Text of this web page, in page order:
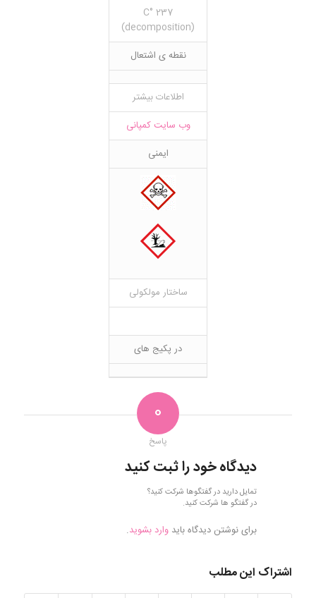
237 °C
(decomposition)
نقطه ی اشتعال
اطلاعات بیشتر
وب سایت کمپانی
ایمنی
ساختار مولکولی
در پکیج های
0
پاسخ
دیدگاه خود را ثبت کنید
تمایل دارید در گفتگوها شرکت کنید؟
در گفتگو ها شرکت کنید.
برای نوشتن دیدگاه باید وارد بشوید.
اشتراک این مطلب